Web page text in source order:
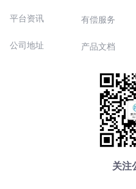
平台资讯
公司地址
有偿服务
产品文档
关注